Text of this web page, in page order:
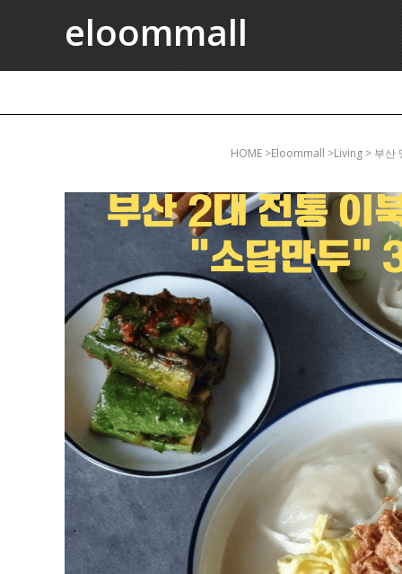
eloommall
HOME >eloommall >living > 부산